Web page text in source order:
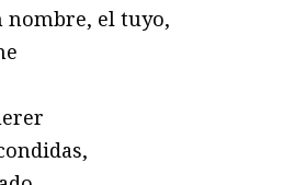
nombre, el tuyo,